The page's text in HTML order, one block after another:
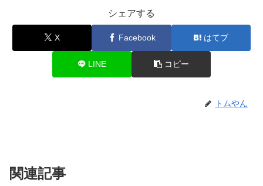
シェアする
X Facebook はてブ
LINE コピー
トムやん
関連記事